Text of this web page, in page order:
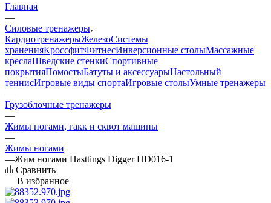
Главная
—
Силовые тренажеры
КардиотренажерыЖелезоСистемы
храненияКроссфитФитнесИнверсионные столыМассажные
креслаШведские стенкиСпортивные
покрытияПомостыБатуты и аксессуарыНастольный
теннисИгровые виды спортаИгровые столыУмные тренажеры
—
Грузоблочные тренажеры
—
Жимы ногами, гакк и сквот машины
—
Жимы ногами
—Жим ногами Hasttings Digger HD016-1
Сравнить
В избранное